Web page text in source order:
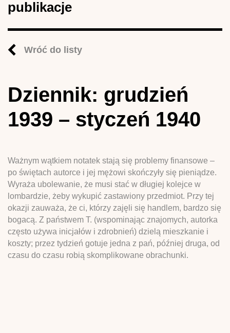
publikacje
Wróć do listy
Dziennik: grudzień
1939 – styczeń 1940
Ważnym wątkiem notatek stają się problemy finansowe –
po świętach autorce i jej mężowi skończyły się pieniądze.
Wyraża ubolewanie, że musi stać w długiej kolejce w
lombardzie, żeby wykupić zastawiony przedmiot. Przy tej
okazji zauważa, że ci, którzy zajęli się handlem, bardzo się
bogacą. Z państwem T. (wspominając znajomych, autorka
często używa inicjałów i zdrobnień) dzielą mieszkanie i
koszty; przez tydzień gotuje jedna z pań, później druga, od
czasu do czasu robią skomplikowane obrachunki.